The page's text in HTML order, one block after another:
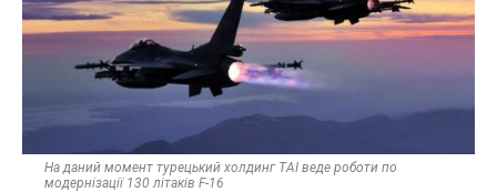
На даний момент турецький холдинг TAI веде роботи по
модернізації 130 літаків F-16